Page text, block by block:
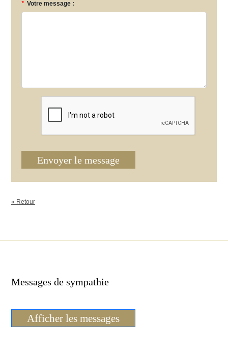
* Votre message :
Envoyer le message
« Retour
Messages de sympathie
Afficher les messages